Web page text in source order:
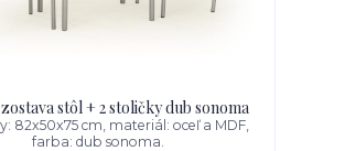
stôl + 2 stoličky dub sonoma
82x50x75 cm, materiál: oceľ a MDF,
farba: dub sonoma.